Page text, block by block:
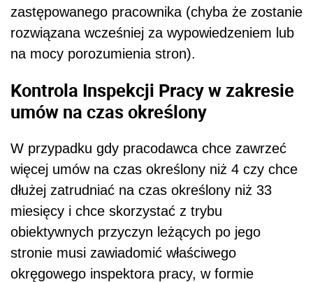
zastępowanego pracownika (chyba że zostanie
rozwiązana wcześniej za wypowiedzeniem lub
na mocy porozumienia stron).
Kontrola Inspekcji Pracy w zakresie
umów na czas określony
W przypadku gdy pracodawca chce zawrzeć
więcej umów na czas określony niż 4 czy chce
dłużej zatrudniać na czas określony niż 33
miesięcy i chce skorzystać z trybu
obiektywnych przyczyn leżących po jego
stronie musi zawiadomić właściwego
okręgowego inspektora pracy, w formie